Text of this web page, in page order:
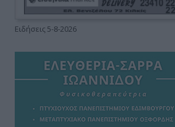
Ειδήσεις 5-8-2026